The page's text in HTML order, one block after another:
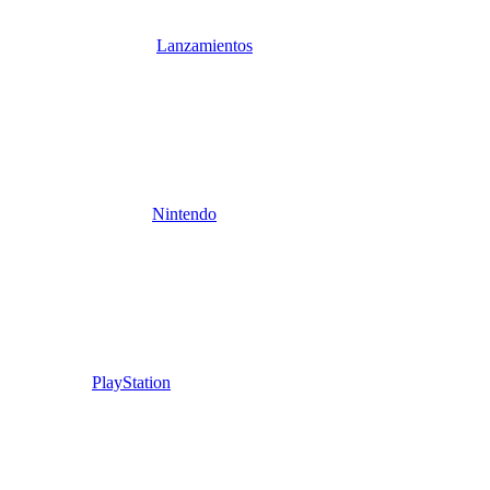
Lanzamientos
Nintendo
PlayStation